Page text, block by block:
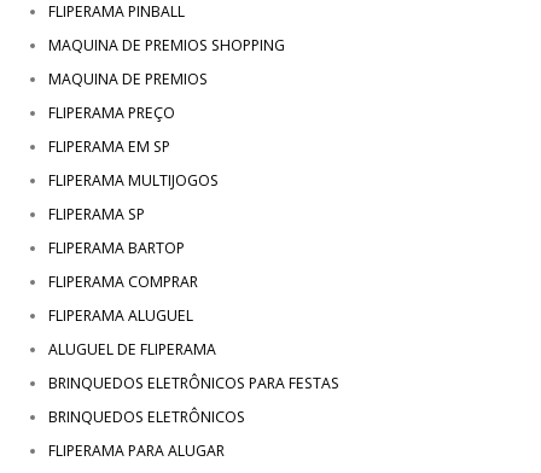
FLIPERAMA PINBALL
MAQUINA DE PREMIOS SHOPPING
MAQUINA DE PREMIOS
FLIPERAMA PREÇO
FLIPERAMA EM SP
FLIPERAMA MULTIJOGOS
FLIPERAMA SP
FLIPERAMA BARTOP
FLIPERAMA COMPRAR
FLIPERAMA ALUGUEL
ALUGUEL DE FLIPERAMA
BRINQUEDOS ELETRÔNICOS PARA FESTAS
BRINQUEDOS ELETRÔNICOS
FLIPERAMA PARA ALUGAR